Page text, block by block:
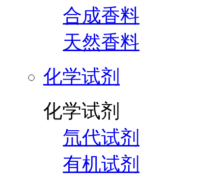
合成香料
天然香料
化学试剂
化学试剂
氘代试剂
有机试剂